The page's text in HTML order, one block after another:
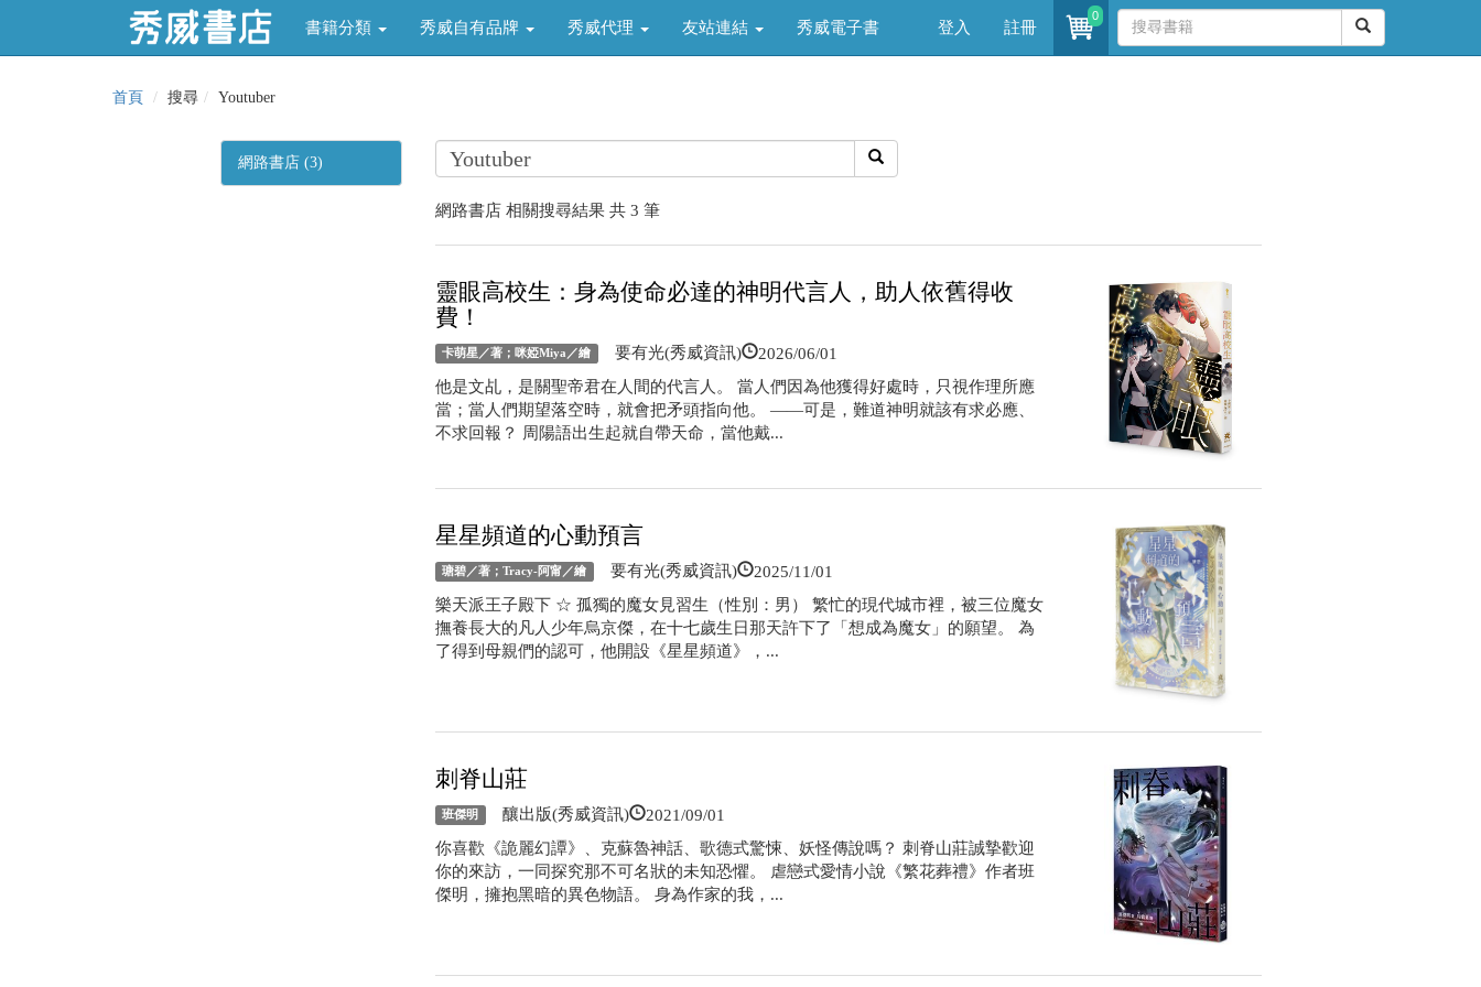
書籍分類 秀威自有品牌 秀威代理 友站連結 秀威電子書 登入 註冊
0
首頁 搜尋 Youtuber
網路書店 (3)
網路書店 相關搜尋結果 共 3 筆
靈眼高校生：身為使命必達的神明代言人，助人依舊得收
費！
卡萌星／著；咪婭Miya／繪 要有光(秀威資訊) 2026/06/01
他是文乩，是關聖帝君在人間的代言人。 當人們因為他獲得好處時，只視作理所應
當；當人們期望落空時，就會把矛頭指向他。 ——可是，難道神明就該有求必應、
不求回報？ 周陽語出生起就自帶天命，當他戴...
星星頻道的心動預言
瑭碧／著；Tracy-阿甯／繪 要有光(秀威資訊) 2025/11/01
樂天派王子殿下 ☆ 孤獨的魔女見習生（性別：男） 繁忙的現代城市裡，被三位魔女
撫養長大的凡人少年烏京傑，在十七歲生日那天許下了「想成為魔女」的願望。 為
了得到母親們的認可，他開設《星星頻道》，...
刺脊山莊
班傑明 釀出版(秀威資訊) 2021/09/01
你喜歡《詭麗幻譚》、克蘇魯神話、歌德式驚悚、妖怪傳說嗎？ 刺脊山莊誠摯歡迎
你的來訪，一同探究那不可名狀的未知恐懼。 虐戀式愛情小說《繁花葬禮》作者班
傑明，擁抱黑暗的異色物語。 身為作家的我，...